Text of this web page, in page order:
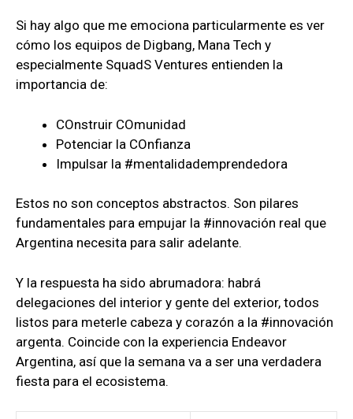
Si hay algo que me emociona particularmente es ver
cómo los equipos de Digbang, Mana Tech y
especialmente SquadS Ventures entienden la
importancia de:
COnstruir COmunidad
Potenciar la COnfianza
Impulsar la #mentalidademprendedora
Estos no son conceptos abstractos. Son pilares
fundamentales para empujar la #innovación real que
Argentina necesita para salir adelante.
Y la respuesta ha sido abrumadora: habrá
delegaciones del interior y gente del exterior, todos
listos para meterle cabeza y corazón a la #innovación
argenta. Coincide con la experiencia Endeavor
Argentina, así que la semana va a ser una verdadera
fiesta para el ecosistema.